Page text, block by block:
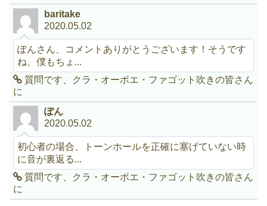
baritake
2020.05.02
ぽんさん、コメントありがとうございます！そうです
ね、僕もちょ...
質問です、クラ・オーボエ・ファゴット吹きの皆さん
に
ぽん
2020.05.02
初心者の場合、トーンホールを正確に塞げていない時
に音が裏返る...
質問です、クラ・オーボエ・ファゴット吹きの皆さん
に